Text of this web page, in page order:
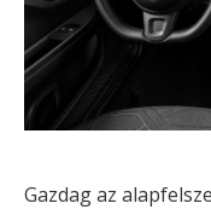
Gazdag az